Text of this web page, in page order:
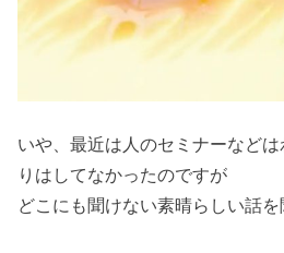
いや、最近は人のセミナーなど
りはしてなかったのですが
どこにも聞けない素晴らしい話を